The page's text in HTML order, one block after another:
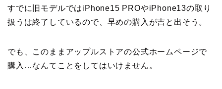
すでに旧モデルではiPhone15 PROやiPhone13の取り
扱うは終了しているので、早めの購入が吉と出そう。
でも、このままアップルストアの公式ホームページで
購入…なんてことをしてはいけません。